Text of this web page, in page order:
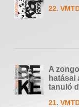
22.
A
hatásai
tanuló
21.